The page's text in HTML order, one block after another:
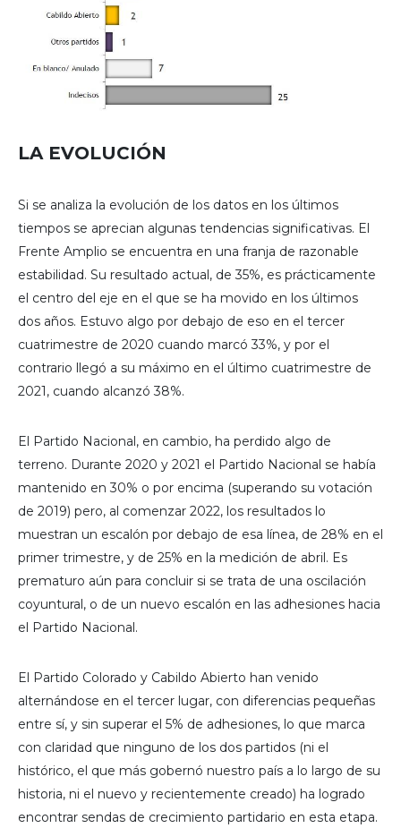
LA EVOLUCIÓN
Si se analiza la evolución de los datos en los últimos
tiempos se aprecian algunas tendencias significativas. El
Frente Amplio se encuentra en una franja de razonable
estabilidad. Su resultado actual, de 35%, es prácticamente
el centro del eje en el que se ha movido en los últimos
dos años. Estuvo algo por debajo de eso en el tercer
cuatrimestre de 2020 cuando marcó 33%, y por el
contrario llegó a su máximo en el último cuatrimestre de
2021, cuando alcanzó 38%.
El Partido Nacional, en cambio, ha perdido algo de
terreno. Durante 2020 y 2021 el Partido Nacional se había
mantenido en 30% o por encima (superando su votación
de 2019) pero, al comenzar 2022, los resultados lo
muestran un escalón por debajo de esa línea, de 28% en el
primer trimestre, y de 25% en la medición de abril. Es
prematuro aún para concluir si se trata de una oscilación
coyuntural, o de un nuevo escalón en las adhesiones hacia
el Partido Nacional.
El Partido Colorado y Cabildo Abierto han venido
alternándose en el tercer lugar, con diferencias pequeñas
entre sí, y sin superar el 5% de adhesiones, lo que marca
con claridad que ninguno de los dos partidos (ni el
histórico, el que más gobernó nuestro país a lo largo de su
historia, ni el nuevo y recientemente creado) ha logrado
encontrar sendas de crecimiento partidario en esta etapa.